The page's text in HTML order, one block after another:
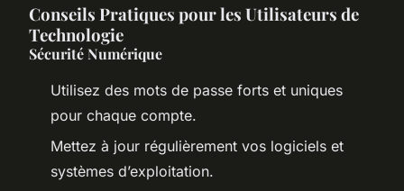
Conseils Pratiques pour les Utilisateurs de
Technologie
Sécurité Numérique
Utilisez des mots de passe forts et uniques
pour chaque compte.
Mettez à jour régulièrement vos logiciels et
systèmes d’exploitation.